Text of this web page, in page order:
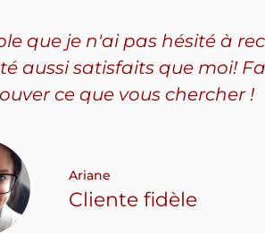
que je n'ai pas hésité à
aussi satisfaits que moi!
ce que vous chercher !
Ariane
Cliente fidèle